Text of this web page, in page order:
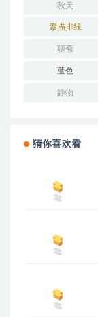
秋天
素描排线
聊斋
蓝色
静物
猜你喜欢看